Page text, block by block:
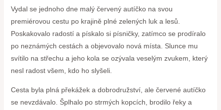
Vydal se jednoho dne malý ⁤červený autíčko na svou
premiérovou cestu po ‌krajině​ plné zelených luk a lesů.
Poskakovalo radostí a pískalo si písničky, zatímco se prodíralo
po neznámých⁤ cestách a objevovalo ‌nová ⁢místa. Slunce‌ mu
svítilo na střechu ‍a jeho kola se ozývala veselým ⁣zvukem,⁣ který
‍nesl radost všem, ⁢kdo ho slyšeli.
Cesta byla plná překážek a dobrodružství, ale ⁤červené autíčko
se nevzdávalo. Šplhalo po ​strmých kopcích,​ brodilo řeky⁤ a